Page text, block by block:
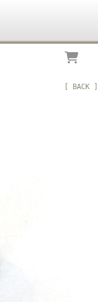
[ BACK ]